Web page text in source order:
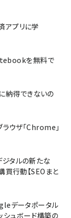
アプリに学
を無料で
納得できないの
ウザ「Chrome」
ジタルの新たな
買行動【SEOまと
データポータル
ュボード構築の